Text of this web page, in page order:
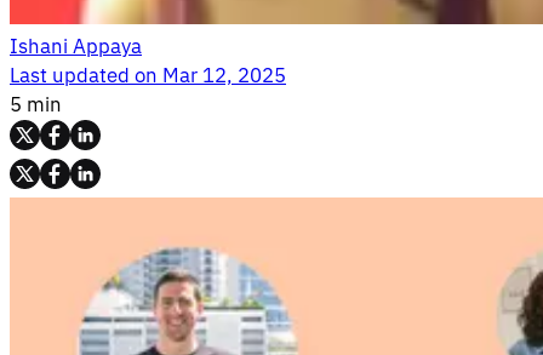
Ishani Appaya
Last updated onMar 12, 2025
5 min